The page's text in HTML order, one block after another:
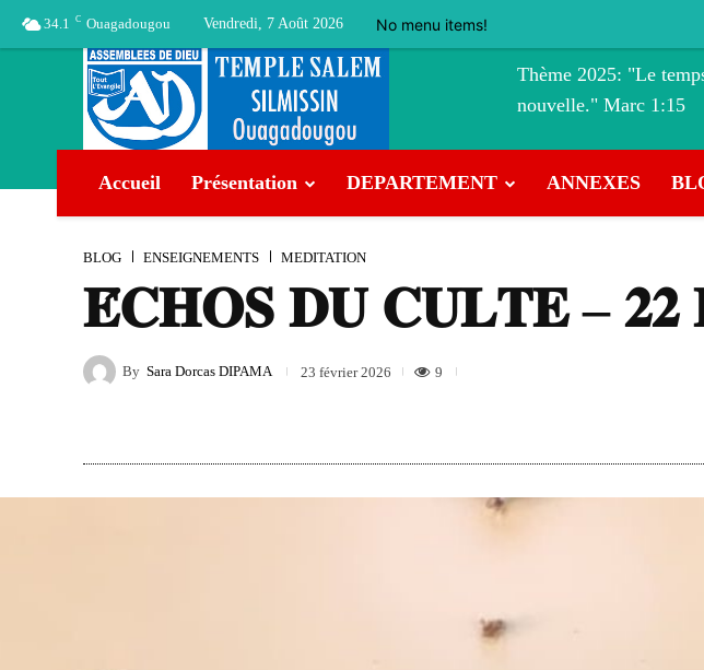
34.1 C Ouagadougou Vendredi, 7 Août 2026 No menu items!
Thème 2025: "Le
nouvelle." ‭‭Marc‬ ‭1‬:‭15
Accueil Présentation DEPARTEMENT ANNEXES
BLOG ENSEIGNEMENTS MEDITATION
𝐄́𝐂𝐇𝐎𝐒 𝐃𝐔 𝐂𝐔𝐋𝐓𝐄 – 𝟐𝟐
By Sara Dorcas DIPAMA 23 février 2026 9